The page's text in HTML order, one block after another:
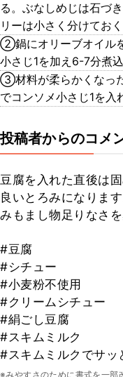
る。ぶなしめじは石づ
リーは小さく分けておく
②鍋にオリーブオイル
小さじ1を加え6-7分煮
③材料が柔らかくなっ
でコンソメ小さじ1を入
投稿者からのコメ
豆腐を入れた直後は
良いとろみになりま
みもまし物足りなさ
#豆腐
#シチュー
#小麦粉不使用
#クリームシチュー
#絹ごし豆腐
#スキムミルク
#スキムミルクでサッ
※みやすさのために書式を一部